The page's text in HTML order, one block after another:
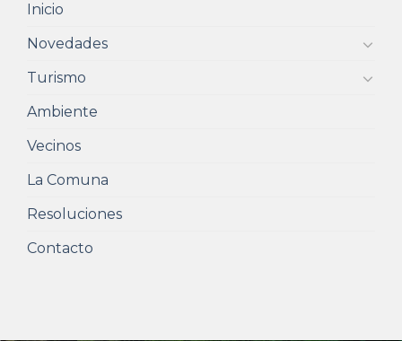
Inicio
Novedades
Turismo
Ambiente
Vecinos
La Comuna
Resoluciones
Contacto